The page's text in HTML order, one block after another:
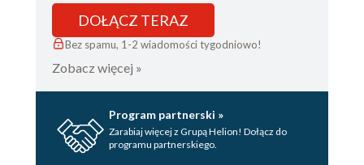
DOŁĄCZ TERAZ
Bez spamu, 1-2 wiadomości tygodniowo!
Zobacz więcej »
Program partnerski »
Zarabiaj więcej z Grupą Helion! Dołącz do
programu partnerskiego.